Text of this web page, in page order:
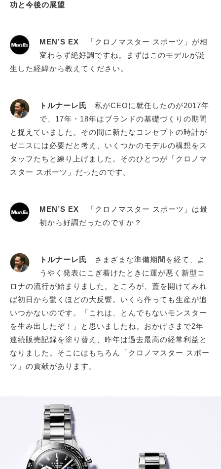
功と今後の展望
MEN’S EX
「クロノマスター スポーツ」が相
変わらず絶好調ですね。まずはこのモデルが誕
生した経緯から教えてください。
トルナーレ氏 私がCEOに就任したのが2017年
で、17年・18年はブランドの基礎づくりの期間
と捉えていました。その間に新たなコンセプトの時計が
ゼニスには必要だと考え、いくつかのモデルの構想をス
タッフたちと練り上げました。そのひとつが「クロノマ
スター スポーツ」だったのです。
MEN’S EX
「クロノマスター スポーツ」は最
初から好調だったのですか？
トルナーレ氏
さまざまな準備期間を経て、よ
うやく発表にこぎ着けたときに運が悪く新型コ
ロナの流行が始まりました。ところが、蓋を開けてみれ
ば初日から驚くほどの大反響。いくら作っても生産が追
いつかないのです。「これは、とんでもないモンスター
を生み出したぞ！」と思いましたね。おかげさまで2年
連続販売記録を塗り替え、昨年は過去最高の経常利益と
なりました。そこにはもちろん「クロノマスター スポー
ツ」の貢献があります。